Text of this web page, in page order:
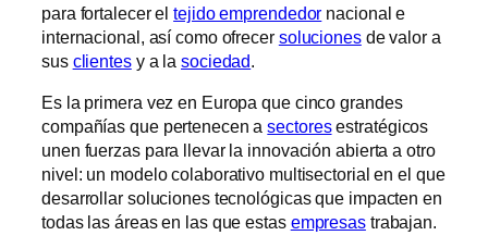
para fortalecer eltejido emprendedor nacional e
internacional, así como ofrecer solucionesde valor a
sus clientesy a lasociedad
Es la primera vez en Europa que cinco grandes
compañías que pertenecen asectoresestratégicos
unen fuerzas para llevar la innovación abierta a otro
nivel: un modelo colaborativo multisectorial en el que
desarrollar soluciones tecnológicas que impacten en
todas las áreas en las que estas empresastrabajan.